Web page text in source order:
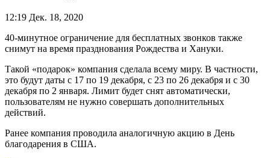
12:19 Дек. 18, 2020
40-минутное ограничение для бесплатных звонков также
снимут на время празднования Рождества и Хануки.
Такой «подарок» компания сделала всему миру. В частности,
это будут даты с 17 по 19 декабря, с 23 по 26 декабря и с 30
декабря по 2 января. Лимит будет снят автоматически,
пользователям не нужно совершать дополнительных
действий.
Ранее компания проводила аналогичную акцию в День
благодарения в США.